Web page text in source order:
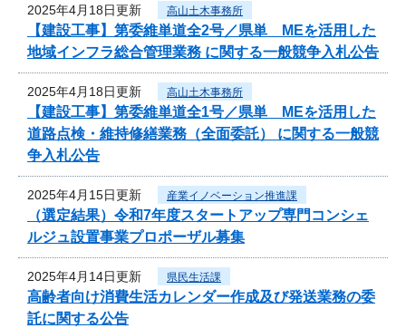
2025年4月18日更新 高山土木事務所
【建設工事】第委維単道全2号／県単 MEを活用した
地域インフラ総合管理業務 に関する一般競争入札公告
2025年4月18日更新 高山土木事務所
【建設工事】第委維単道全1号／県単 MEを活用した
道路点検・維持修繕業務（全面委託） に関する一般競
争入札公告
2025年4月15日更新 産業イノベーション推進課
（選定結果）令和7年度スタートアップ専門コンシェ
ルジュ設置事業プロポーザル募集
2025年4月14日更新 県民生活課
高齢者向け消費生活カレンダー作成及び発送業務の委
託に関する公告